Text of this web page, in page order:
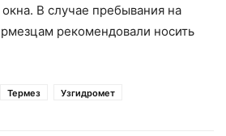
В случае пребывания на
рекомендовали носить
Термез Узгидромет